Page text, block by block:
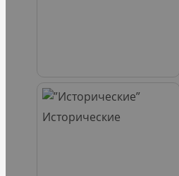
Исторические